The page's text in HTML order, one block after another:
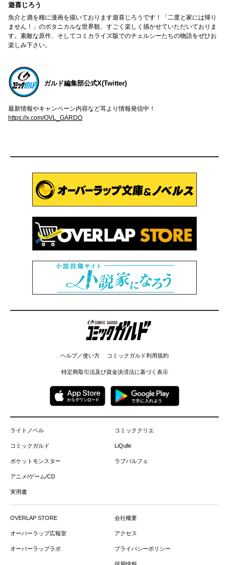
遊喜じろう
魚介と酒を糧に漫画を描いております遊喜じろうです！「二度と家には帰り
ません！」のボタニカルな世界観、すごく楽しく描かせていただいておりま
す。素敵な原作、そしてコミカライズ版でのチェルシーたちの物語をぜひお
楽しみ下さい。
ガルド編集部公式X(Twitter)
最新情報やキャンペーン内容など耳より情報発信中！
https://x.com/OVL_GARDO
コミックガルド
ヘルプ／使い方 コミックガルド利用規約
特定商取引法及び資金決済法に基づく表示
ライトノベル
コミックガルド
ポケットモンスター
アニメ/ゲーム/CD
実用書
コミッククリエ
LiQulle
ラブパルフェ
OVERLAP STORE
オーバーラップ広報室
オーバーラップラボ
会社概要
アクセス
プライバシーポリシー